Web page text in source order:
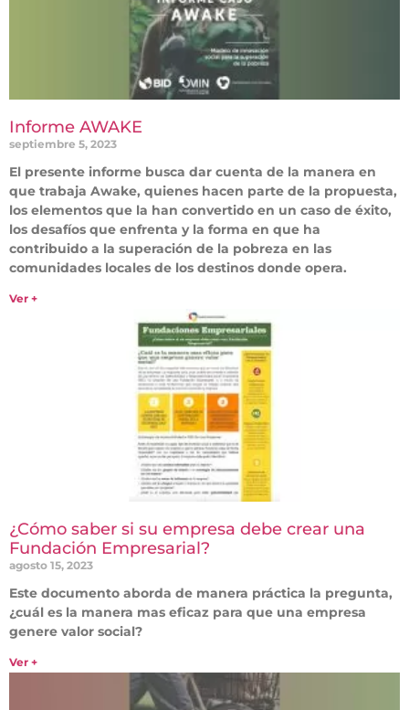
Informe AWAKE
septiembre 5, 2023
El presente informe busca dar cuenta de la manera en
que trabaja Awake, quienes hacen parte de la propuesta,
los elementos que la han convertido en un caso de éxito,
los desafíos que enfrenta y la forma en que ha
contribuido a la superación de la pobreza en las
comunidades locales de los destinos donde opera.
Ver +
¿Cómo saber si su empresa debe crear una
Fundación Empresarial?
agosto 15, 2023
Este documento aborda de manera práctica la pregunta,
¿cuál es la manera mas eficaz para que una empresa
genere valor social?
Ver +